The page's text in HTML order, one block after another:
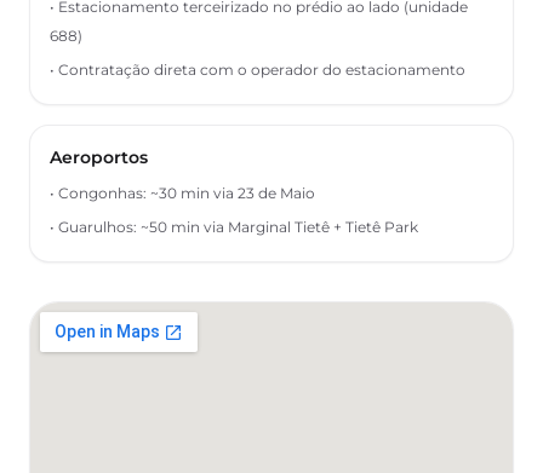
• Estacionamento terceirizado no prédio ao lado (unidade
688)
• Contratação direta com o operador do estacionamento
Aeroportos
• Congonhas: ~30 min via 23 de Maio
• Guarulhos: ~50 min via Marginal Tietê + Tietê Park